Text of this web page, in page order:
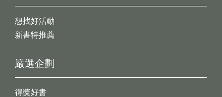
想找好活動
新書特推薦
嚴選企劃
得獎好書